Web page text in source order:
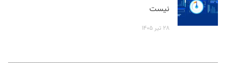
نیست
۲۸ تیر ۱۴۰۵